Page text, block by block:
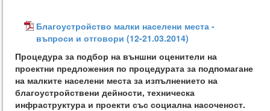
Благоустройство малки населени места -
въпроси и отговори (12-21.03.2014)
Процедура за подбор на външни оценители на
проектни предложения по процедурата за подпомагане
на малките населени места за изпълнението на
благоустройствени дейности, техническа
инфраструктура и проекти със социална насоченост.